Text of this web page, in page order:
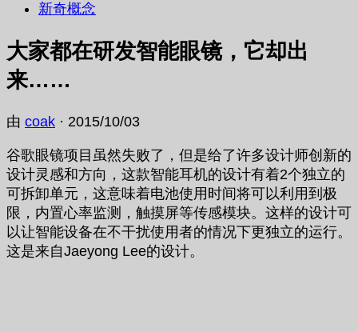
新奇概念
大家都在研发智能眼镜，它却出
来……
由 coak · 2015/10/03
谷歌眼镜项目虽然失败了，但是给了许多设计师创新的
设计灵感和方向，这款智能耳机的设计有着2个独立的
可拆卸单元，这意味着电池使用时间将可以利用到极
限，内置心率监测，触摸屏等传感模块。这样的设计可
以让智能设备在不干扰使用者的情况下更独立的运行。
这是来自Jaeyong Lee的设计。